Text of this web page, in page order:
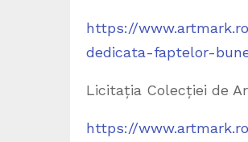
https://
dedicata-faptelor-
Licitația Colecției de
https://